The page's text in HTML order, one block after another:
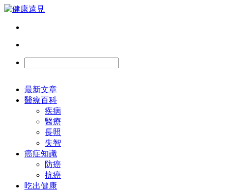
最新文章
醫療百科
疾病
醫療
長照
失智
癌症知識
防癌
抗癌
吃出健康